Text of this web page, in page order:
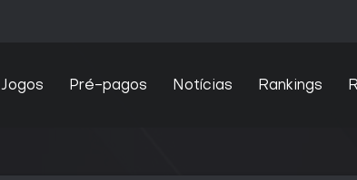
Jogos Pré-pagos Notícias Rankings